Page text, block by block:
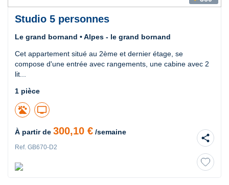
Studio 5 personnes
Le grand bornand • Alpes - le grand bornand
Cet appartement situé au 2ème et dernier étage, se
compose d'une entrée avec rangements, une cabine avec 2
lit...
1 pièce
tv
À partir de 300,10 € /semaine
Ref. GB670-D2
share